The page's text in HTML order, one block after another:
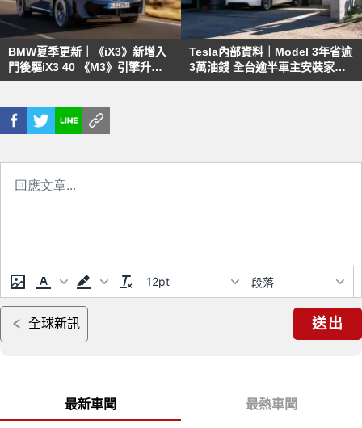
BMW夏季更新｜《iX3》新增入
門後驅iX3 40 《M3》引擎升級
雙點火系統
Tesla內部資料｜Model 3年省逾
3萬油錢 全台逾半車主安裝家用
充電座
12pt 段落
全球新訊 送出
最新車聞 最熱車聞